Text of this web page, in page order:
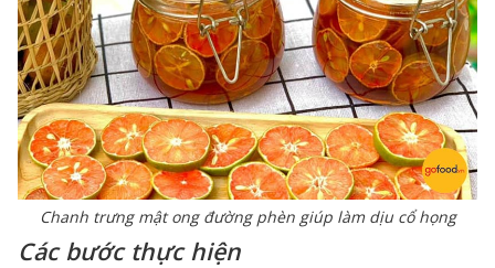
Chanh trưng mật ong đường phèn giúp làm dịu cổ họng
Các bước thực hiện